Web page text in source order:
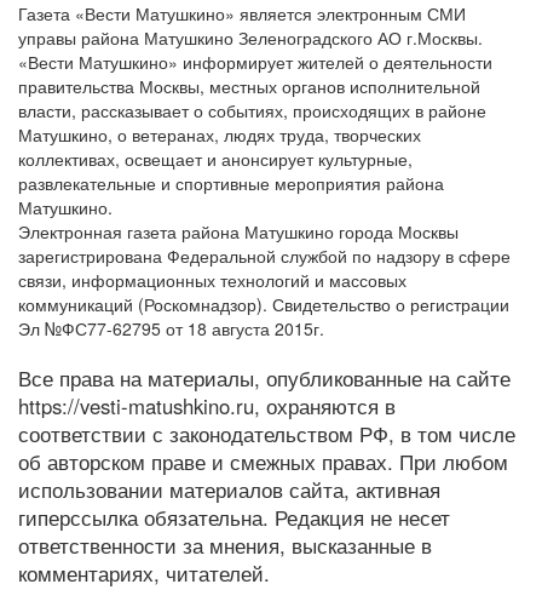
Газета «Вести Матушкино» является электронным СМИ
управы района Матушкино Зеленоградского АО г.Москвы.
«Вести Матушкино» информирует жителей о деятельности
правительства Москвы, местных органов исполнительной
власти, рассказывает о событиях, происходящих в районе
Матушкино, о ветеранах, людях труда, творческих
коллективах, освещает и анонсирует культурные,
развлекательные и спортивные мероприятия района
Матушкино.
Электронная газета района Матушкино города Москвы
зарегистрирована Федеральной службой по надзору в сфере
связи, информационных технологий и массовых
коммуникаций (Роскомнадзор). Свидетельство о регистрации
Эл №ФС77-62795 от 18 августа 2015г.
Все права на материалы, опубликованные на сайте
https://vesti-matushkino.ru, охраняются в
соответствии с законодательством РФ, в том числе
об авторском праве и смежных правах. При любом
использовании материалов сайта, активная
гиперссылка обязательна. Редакция не несет
ответственности за мнения, высказанные в
комментариях, читателей.